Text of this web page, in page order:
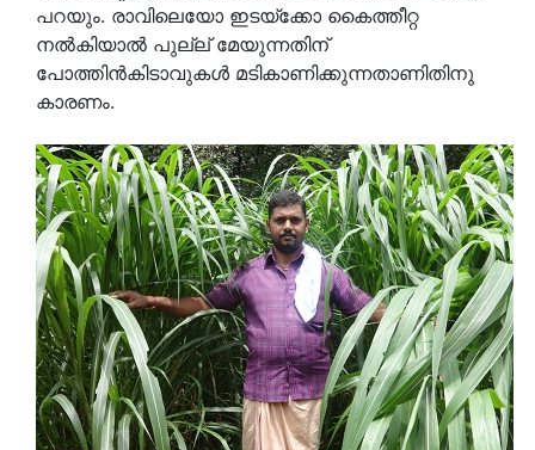
പറയും. രാവിലെയോ ഇടയ്‌ക്കോ കൈത്തീറ്റ
നല്‍കിയാല്‍ പുല്ല് മേയുന്നതിന്
പോത്തിന്‍കിടാവുകള്‍ മടികാണിക്കുന്നതാണിതിനു
കാരണം.